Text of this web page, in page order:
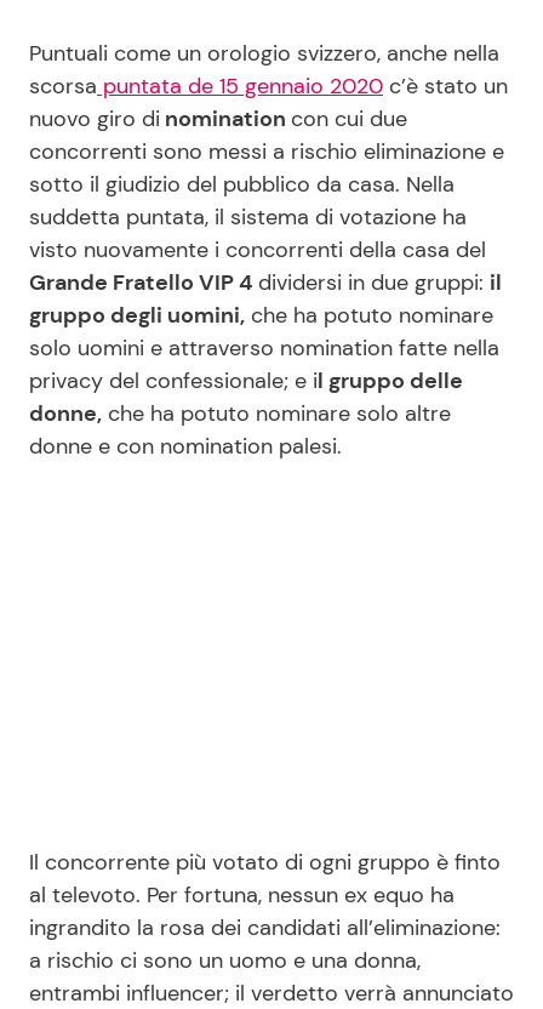
Moda e Style
Mondo Mamma
News benessere
Salute
Viaggi e Turismo
Festività
Dolci
Le Ricette in TV
Primi Piatti
Ricette Facili e Veloci
Ricette Feste
Ricette per Bambini
Pubblicità
Privacy Policy
Puntuali come un orologio svizzero, anche nella
scorsa puntata de 15 gennaio 2020 c’è stato un
nuovo giro di nomination con cui due
concorrenti sono messi a rischio eliminazione e
sotto il giudizio del pubblico da casa. Nella
suddetta puntata, il sistema di votazione ha
visto nuovamente i concorrenti della casa del
Grande Fratello VIP 4 dividersi in due gruppi: il
gruppo degli uomini, che ha potuto nominare
solo uomini e attraverso nomination fatte nella
privacy del confessionale; e il gruppo delle
donne, che ha potuto nominare solo altre
donne e con nomination palesi.
Il concorrente più votato di ogni gruppo è finto
al televoto. Per fortuna, nessun ex equo ha
ingrandito la rosa dei candidati all’eliminazione:
a rischio ci sono un uomo e una donna,
entrambi influencer; il verdetto verrà annunciato